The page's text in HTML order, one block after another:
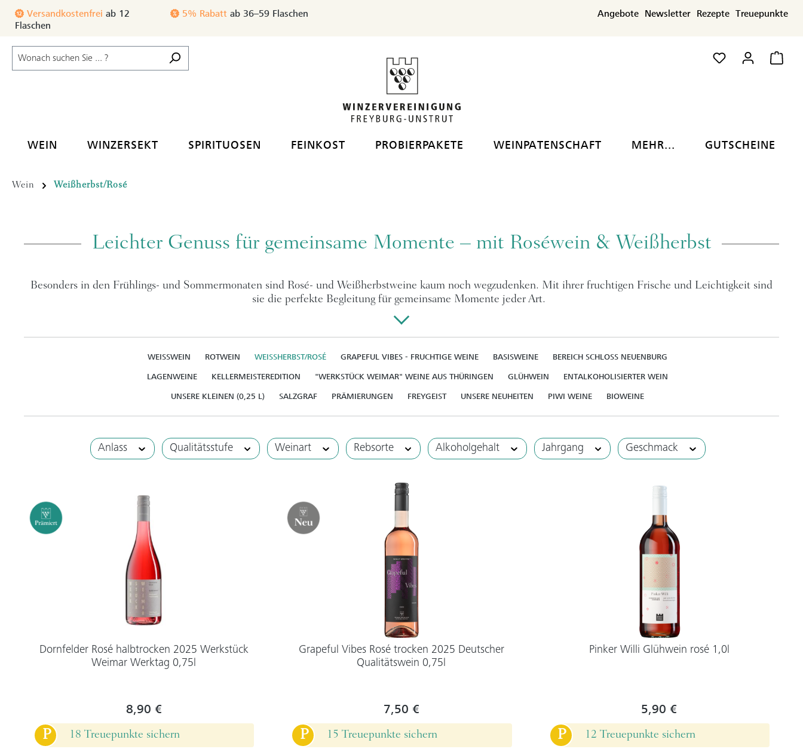
Hauptinhalt springen
Zur Suche springen
Zur Hauptnavigation springen
Versandkostenfrei ab 12
Flaschen
3% Rabatt ab 24–35 Flaschen Angebote Newsletter Rezepte Treuepunkte
WEIN WINZERSEKT SPIRITUOSEN FEINKOST PROBIERPAKETE WEINPATENSCHAFT MEHR... GUTSCHEINE
Wein Weißherbst/Rosé
Leichter Genuss für gemeinsame Momente – mit Roséwein & Weißherbst
Besonders in den Frühlings- und Sommermonaten sind Rosé- und Weißherbstweine kaum noch wegzudenken. Mit ihrer fruchtigen Frische und Leichtigkeit sind
sie die perfekte Begleitung für gemeinsame Momente jeder Art.
WEISSWEIN ROTWEIN WEISSHERBST/ROSÉ GRAPEFUL VIBES - FRUCHTIGE WEINE BASISWEINE
BEREICH SCHLOSS NEUENBURG
LAGENWEINE
KELLERMEISTEREDITION "WERKSTÜCK WEIMAR" WEINE AUS THÜRINGEN GLÜHWEIN
ENTALKOHOLISIERTER WEIN
UNSERE KLEINEN (0,25 L)
SALZGRAF PRÄMIERUNGEN FREYGEIST UNSERE NEUHEITEN PIWI WEINE BIOWEINE
Anlass Qualitätsstufe Weinart Rebsorte Alkoholgehalt Jahrgang Geschmack
Dornfelder Rosé halbtrocken 2025 Werkstück
Weimar Werktag 0,75l
8,90 €
P
18 Treuepunkte sichern
Grapeful Vibes Rosé trocken 2025 Deutscher
Qualitätswein 0,75l
7,50 €
P
15 Treuepunkte sichern
Pinker Willi Glühwein rosé 1,0l
5,90 €
P
12 Treuepunkte sichern